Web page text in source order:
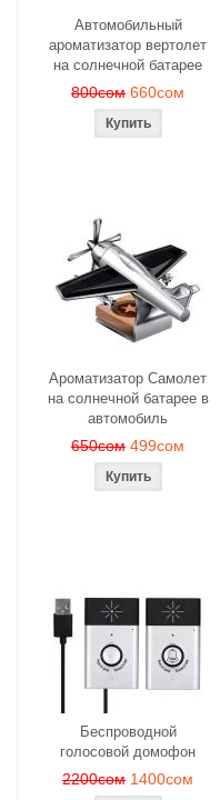
Автомобильный
ароматизатор вертолет
на солнечной батарее
800сом 660сом
Ароматизатор Самолет
на солнечной батарее в
автомобиль
650сом 499сом
Беспроводной
голосовой домофон
2200сом 1400сом